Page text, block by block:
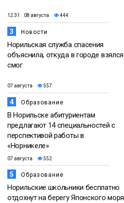
12:31 08 августа 444
3 Новости
Норильская служба спасения
объяснила, откуда в городе взялся
смог
07 августа 557
4 Образование
В Норильске абитуриентам
предлагают 14 специальностей с
перспективой работы в
«Норникеле»
07 августа 552
5 Образование
Норильские школьники бесплатно
отдохнут на берегу Японского моря